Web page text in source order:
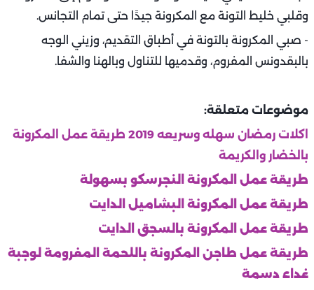
وقلبي خليط التونة مع المكرونة جيدًا حتى تمام التجانس.
- صبي المكرونة بالتونة في أطباق التقديم، وزيني الوجه
بالبقدونس المفروم، وقدميها للتناول وبالهنا والشفا.
موضوعات متعلقة:
اكلات رمضان سهله وسريعه 2019 طريقة عمل المكرونة
بالخضار والكريمة
طريقة عمل المكرونة النجرسكو بسهولة
طريقة عمل المكرونة البشاميل الدايت
طريقة عمل المكرونة بالسجق الدايت
طريقة عمل طاجن المكرونة باللحمة المفرومة لوجبة
غداء دسمة